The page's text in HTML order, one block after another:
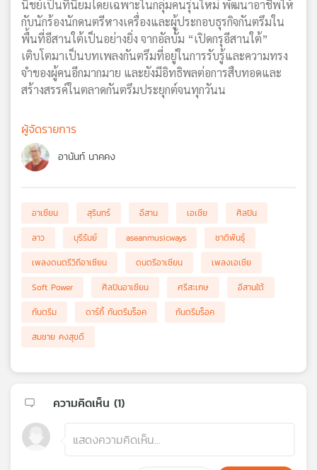
นิชย์เป็นที่นิยมโดยเฉพาะในกลุ่มคนรุ่นใหม่ พัฒนาอาชีพให้
กับนักร้องนักดนตรีหางเครื่องและผู้ประกอบธุรกิจกันตรึมใน
พื้นที่อีสานใต้เป็นอย่างยิ่ง จากอัลบั้ม “เปิดกรุอีสานใต้”
เติบโตมาเป็นบทเพลงกันตรึมที่อยู่ในการรับรู้และความทรง
จำของผู้คนอีกมากมาย และยังมีอิทธิพลต่อการสืบทอดและ
สร้างสรรค์ในตลาดกันตรึมประยุกต์จนทุกวันน
ผู้จัดรายการ
อานันท์ นาคคง
อาเซียน สุรินทร์ อีสาน เอเชีย
ศิลปิน
ลาว
บุรีรัมย์ aseanmusicways
ชาติพันธ์ุ
เพลงดนตรีวิถีอาเซียน
ดนตรีอาเซียน
เพลงเอเชีย
Soft Power
ศิลปินอาเซียน ศรีสะเกษ
อีสานใต้
กันตรึม
ดาร์กี้ กันตรึมร็อค
กันตรึมร็อค
สมชาย คงสุขดี
ความคิดเห็น (1)